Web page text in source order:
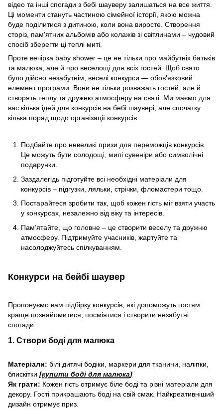
відео та інші спогади з бебі шауверу залишаться на все життя.
Ці моменти стануть частиною сімейної історії, якою можна
буде поділитися з дитиною, коли вона виросте. Створення
сторіз, пам'ятних альбомів або колажів зі світлинами – чудовий
спосіб зберегти ці теплі миті.
Проте вечірка baby shower – це не тільки про майбутніх батьків
та малюка, але й про веселощі для всіх гостей. Щоб свято
було дійсно незабутнім, веселі конкурси — обов’язковий
елемент програми. Вони не тільки розважать гостей, але й
створять теплу та дружню атмосферу на святі. Ми маємо для
вас кілька ідей для конкурсів на бебі шаувері, але спочатку
кілька порад щодо організації конкурсів:
Подбайте про невеликі призи для переможців конкурсів.
Це можуть бути солодощі, милі сувеніри або символічні
подарунки.
Заздалегідь підготуйте всі необхідні матеріали для
конкурсів – підгузки, ляльки, стрічки, фломастери тощо.
Постарайтеся зробити так, щоб кожен гість міг взяти участь
у конкурсах, незалежно від віку та інтересів.
Пам’ятайте, що головне – це створити веселу та дружню
атмосферу. Підтримуйте учасників, жартуйте та
насолоджуйтесь спілкуванням.
Конкурси на бейбі шаувер
Пропонуємо вам підбірку конкурсів, які допоможуть гостям
краще познайомитися, посміятися і створити незабутні
спогади.
1. Створи боді для малюка
Матеріали: білі дитячі бодіки, маркери для тканини, наліпки,
блискітки [купити боді для малюка]
Як грати: Кожен гість отримує біле боді та різні матеріали для
декору. Гості прикрашають боді на свій смак. Найкреативніший
дизайн отримує приз.